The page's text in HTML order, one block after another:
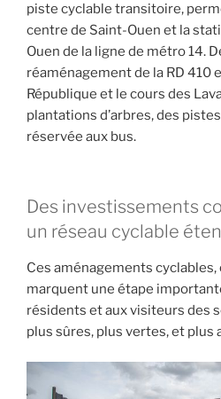
piste cyclable transitoire,
centre de Saint-Ouen et la
Ouen de la ligne de métro 14.
réaménagement de la RD 410
République et le cours des
plantations d’arbres, des
réservée aux bus.
Des investissements
un réseau cyclable
Ces aménagements
marquent une étape
résidents et aux visiteurs des
plus sûres, plus vertes, et plus